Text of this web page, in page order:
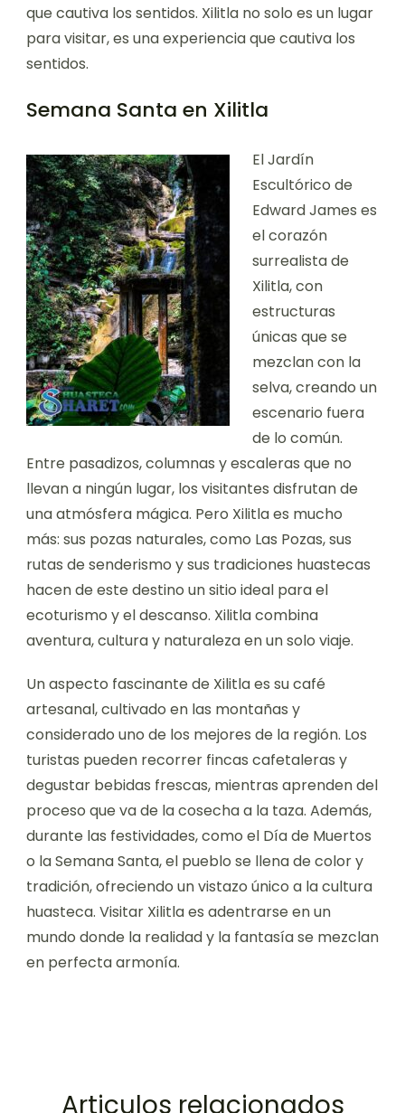
que cautiva los sentidos. Xilitla no solo es un lugar
para visitar, es una experiencia que cautiva los
sentidos.
Semana Santa en Xilitla
El Jardín
Escultórico de
Edward James es
el corazón
surrealista de
Xilitla, con
estructuras
únicas que se
mezclan con la
selva, creando un
escenario fuera
de lo común.
Entre pasadizos, columnas y escaleras que no
llevan a ningún lugar, los visitantes disfrutan de
una atmósfera mágica. Pero Xilitla es mucho
más: sus pozas naturales, como Las Pozas, sus
rutas de senderismo y sus tradiciones huastecas
hacen de este destino un sitio ideal para el
ecoturismo y el descanso. Xilitla combina
aventura, cultura y naturaleza en un solo viaje.
Un aspecto fascinante de Xilitla es su café
artesanal, cultivado en las montañas y
considerado uno de los mejores de la región. Los
turistas pueden recorrer fincas cafetaleras y
degustar bebidas frescas, mientras aprenden del
proceso que va de la cosecha a la taza. Además,
durante las festividades, como el Día de Muertos
o la Semana Santa, el pueblo se llena de color y
tradición, ofreciendo un vistazo único a la cultura
huasteca. Visitar Xilitla es adentrarse en un
mundo donde la realidad y la fantasía se mezclan
en perfecta armonía.
Articulos relacionados